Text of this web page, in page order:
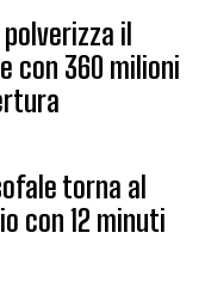
il
con 360 milioni
torna al
con 12 minuti